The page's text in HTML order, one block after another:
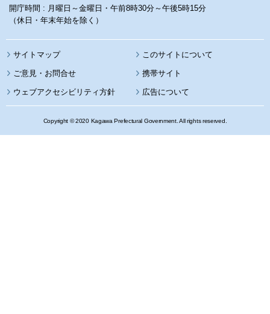
開庁時間 : 月曜日～金曜日・午前8時30分～午後5時15分
（休日・年末年始を除く）
サイトマップ このサイトについて
携帯サイト
ウェブアクセシビリティ方針 広告について
Copyright © 2020 Kagawa Prefectural Government. All rights reserved.